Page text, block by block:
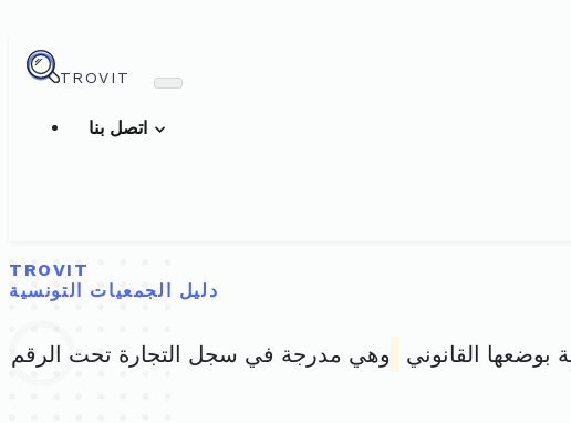
TROVIT
TROVIT
دليل الجمعيات التونسية
بوضعها القانوني
وهي مدرجة في سجل التجارة تحت الرقم